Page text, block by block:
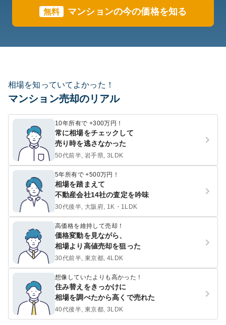
無料 マンションの今の価格を知る
相場を知っていてよかった！
マンション売却のリアル
10年所有で +300万円！
常に相場をチェックして
売り時を逃さなかった
50代前半, 岩手県, 3LDK
5年所有で +500万円！
相場を踏まえて
不動産会社14社の査定を吟味
30代後半, 大阪府, 1K・1LDK
高価格を維持して売却！
価格変動を見ながら、
相場より高値売却を狙った
30代前半, 東京都, 4LDK
想像していたよりも高かった！
住み替えをきっかけに
相場を調べたから高くで売れた
40代後半, 東京都, 3LDK